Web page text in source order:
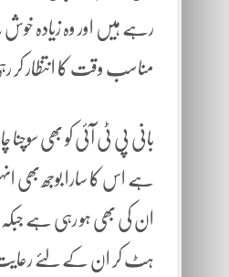
رہے ہیں اور وہ زیادہ خوش
مناسب وقت کا انتظار کر
بانی پی ٹی آئی کو بھی
ہے اس کا سارا بوجھ بھی
ان کی بھی ہو رہی ہے
ہٹ کر ان کے لئے رعایت